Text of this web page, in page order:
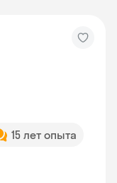
15 лет опыта